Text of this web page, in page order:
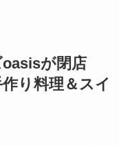
oasisが閉店
り料理＆スイ